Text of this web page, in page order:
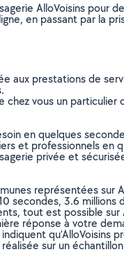
AlloVoisins pour
en passant par la
aux prestations de
vous un
en quelques
et professionnels en
privée et
représentées sur
secondes, 3.6 millions
tout est possible sur
réponse à votre
qu’AlloVoisins
sur un